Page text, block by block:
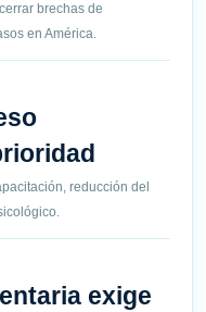
brechas de
en América.
reducción del
exige